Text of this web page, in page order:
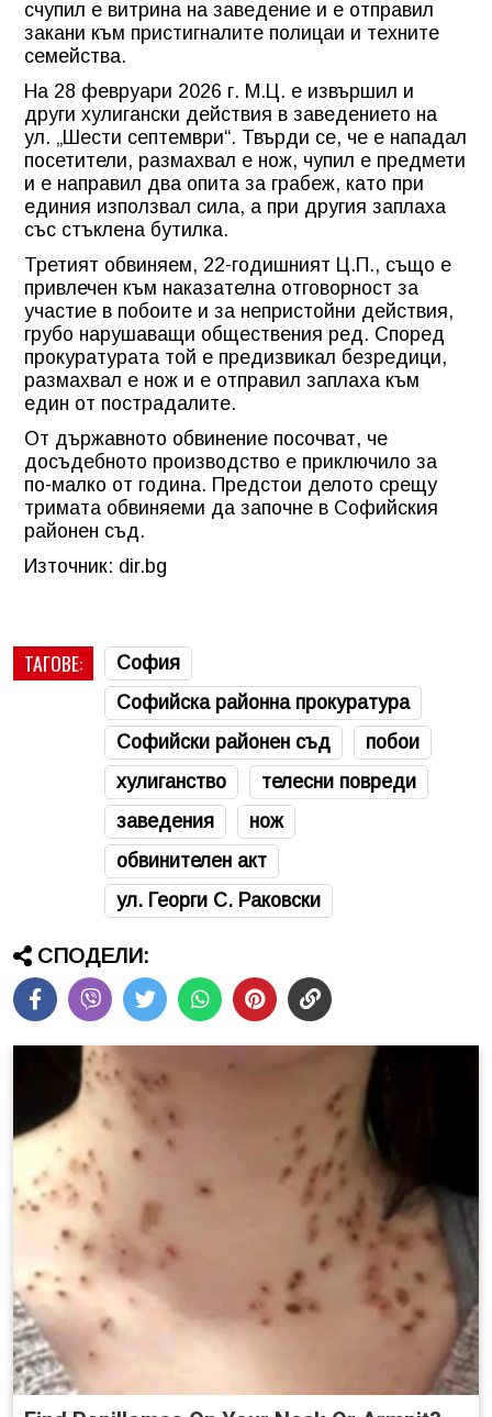
счупил е витрина на заведение и е отправил
закани към пристигналите полицаи и техните
семейства.
На 28 февруари 2026 г. М.Ц. е извършил и
други хулигански действия в заведението на
ул. „Шести септември“. Твърди се, че е нападал
посетители, размахвал е нож, чупил е предмети
и е направил два опита за грабеж, като при
единия използвал сила, а при другия заплаха
със стъклена бутилка.
Третият обвиняем, 22-годишният Ц.П., също е
привлечен към наказателна отговорност за
участие в побоите и за непристойни действия,
грубо нарушаващи обществения ред. Според
прокуратурата той е предизвикал безредици,
размахвал е нож и е отправил заплаха към
един от пострадалите.
От държавното обвинение посочват, че
досъдебното производство е приключило за
по-малко от година. Предстои делото срещу
тримата обвиняеми да започне в Софийския
районен съд.
Източник: dir.bg
ТАГОВЕ:
София
Софийска районна прокуратура
Софийски районен съд
побои
хулиганство
телесни повреди
заведения
нож
обвинителен акт
ул. Георги С. Раковски
СПОДЕЛИ: